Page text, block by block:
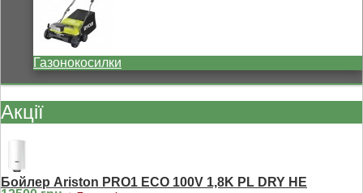
Газонокосилки
Акції
Бойлер Ariston PRO1 ECO 100V 1,8K PL DRY HE